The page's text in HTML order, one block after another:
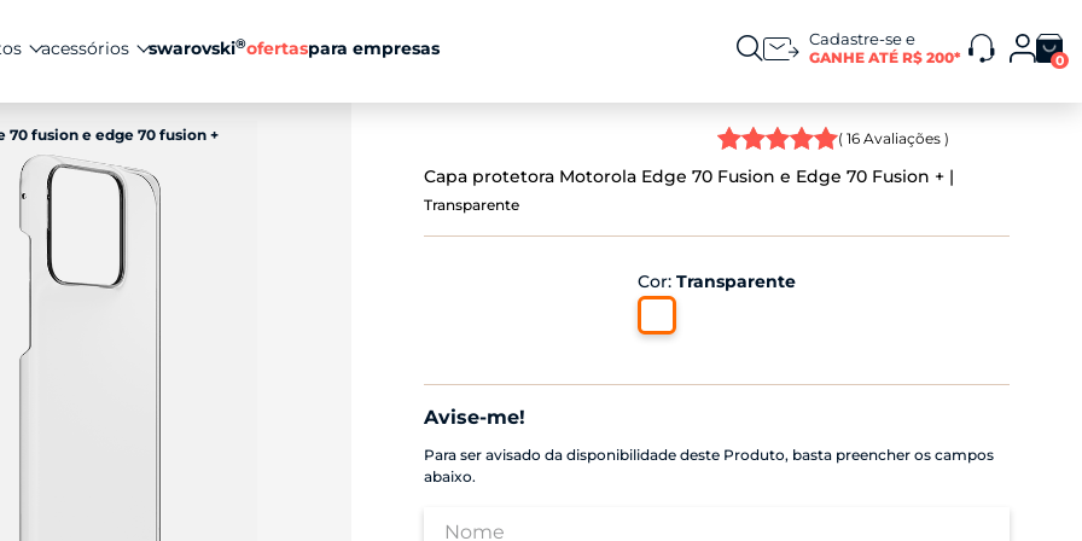
acessórios swarovski®ofertaspara empresas Cadastre-se e
GANHE ATÉ R$ 200* 0
fusion e edge 70 fusion + ( 16Avaliações )
Capa protetora Motorola Edge 70 Fusion e Edge 70 Fusion +
Transparente
Cor:Transparente
Avise-me!
Para ser avisado da disponibilidade deste Produto, basta preencher os campos
abaixo.